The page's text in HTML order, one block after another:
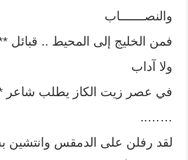
والنصـــــــاب
فمن الخليج إلى المحيط .. قبائل **
ولا آداب
في عصر زيت الكاز يطلب شاعر **
……..
لقد رفلن على الدمقس وانتشين